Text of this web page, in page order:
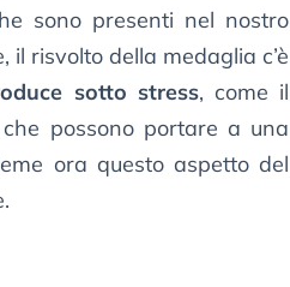
sono presenti nel nostro
il risvolto della medaglia c’è
sotto stress, come il
che possono portare a una
ora questo aspetto del